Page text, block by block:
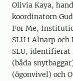
Olivia Kaya,
koordinatorn
For Me,
SLU i Alnarp
SLU, identifierat
(båda
(ögonvivel) och